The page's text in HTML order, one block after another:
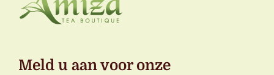
Meld u aan voor onze